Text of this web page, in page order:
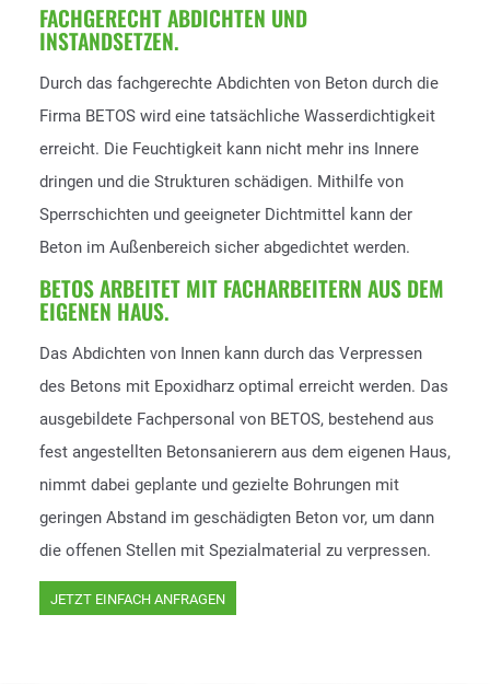
FACHGERECHT ABDICHTEN UND
INSTANDSETZEN.
Durch das fachgerechte Abdichten von Beton durch die
Firma BETOS wird eine tatsächliche Wasserdichtigkeit
erreicht. Die Feuchtigkeit kann nicht mehr ins Innere
dringen und die Strukturen schädigen. Mithilfe von
Sperrschichten und geeigneter Dichtmittel kann der
Beton im Außenbereich sicher abgedichtet werden.
BETOS ARBEITET MIT FACHARBEITERN AUS DEM
EIGENEN HAUS.
Das Abdichten von Innen kann durch das Verpressen
des Betons mit Epoxidharz optimal erreicht werden. Das
ausgebildete Fachpersonal von BETOS, bestehend aus
fest angestellten Betonsanierern aus dem eigenen Haus,
nimmt dabei geplante und gezielte Bohrungen mit
geringen Abstand im geschädigten Beton vor, um dann
die offenen Stellen mit Spezialmaterial zu verpressen.
JETZT EINFACH ANFRAGEN